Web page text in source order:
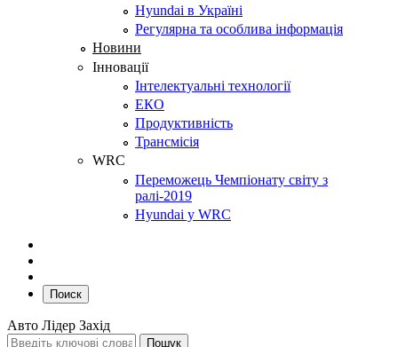
Hyundai в Україні
Регулярна та особлива інформація
Новини
Інновації
Інтелектуальні технології
ЕКО
Продуктивність
Трансмісія
WRC
Переможець Чемпіонату світу з
ралі-2019
Hyundai у WRC
Поиск
Авто Лідер Захід